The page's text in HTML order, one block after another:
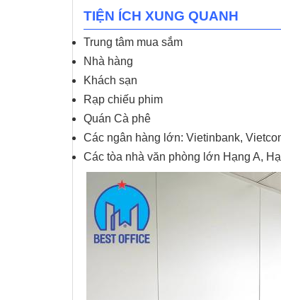
TIỆN ÍCH XUNG QUANH
Trung tâm mua sắm
Nhà hàng
Khách sạn
Rạp chiếu phim
Quán Cà phê
Các ngân hàng lớn: Vietinbank,
Các tòa nhà văn phòng lớn Hạng A,